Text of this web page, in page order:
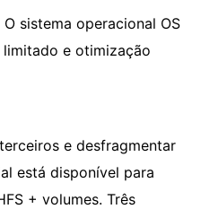
sistema operacional OS
e otimização
e desfragmentar
está disponível para
+ volumes. Três